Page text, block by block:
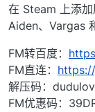
在 Steam 上添加
Aiden、Vargas
FM转百度：
FM直连：
解压码：
FM优惠码：